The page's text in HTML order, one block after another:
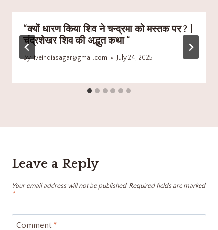
“क्यों धारण किया शिव ने चन्द्रमा को मस्तक पर ? |
चंद्रशेखर शिव की अद्भुत कथा “
Byliveindiasagar@gmail.com July 24, 2025
Leave a Reply
Your email address will not be published. Required fields are marked
*
Comment *